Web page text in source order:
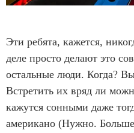
Эти ребята, кажется,
деле просто делают это
остальные люди. Когда?
Встретить их вряд ли
кажутся сонными даже
американо (Нужно.